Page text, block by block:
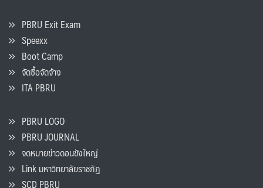
PBRU Exit Exam
Speexx
Boot Camp
จัดซื้อจัดจ้าง
ITA PBRU
PBRU LOGO
PBRU JOURNAL
จดหมายข่าวดอนขังใหญ่
Link มหาวิทยาลัยราชภัฏ
SCD PBRU